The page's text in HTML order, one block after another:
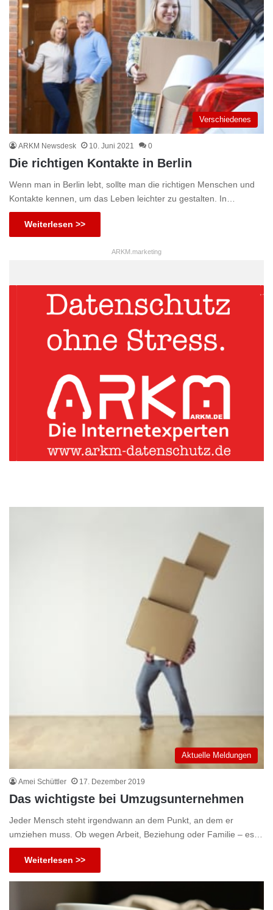
Verschiedenes
ARKM Newsdesk 10. Juni 2021 0
Die richtigen Kontakte in Berlin
Wenn man in Berlin lebt, sollte man die richtigen Menschen und
Kontakte kennen, um das Leben leichter zu gestalten. In…
Weiterlesen >>
ARKM.marketing
Aktuelle Meldungen
Amei Schüttler 17. Dezember 2019
Das wichtigste bei Umzugsunternehmen
Jeder Mensch steht irgendwann an dem Punkt, an dem er
umziehen muss. Ob wegen Arbeit, Beziehung oder Familie – es…
Weiterlesen >>